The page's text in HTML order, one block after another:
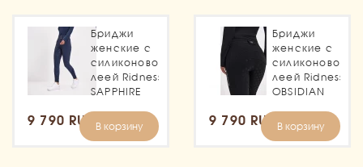
Бриджи
женские с
силиконовой
леей Ridness
SAPPHIRE
9 790 RUB В корзину
Бриджи
женские с
силиконовой
леей Ridness
OBSIDIAN
9 790 RUB В корзину